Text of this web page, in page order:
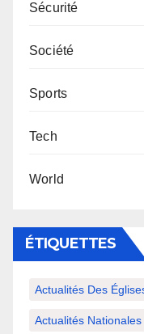
Sécurité
Société
Sports
Tech
World
ÉTIQUETTES
Actualités Des
Actualités Nationales